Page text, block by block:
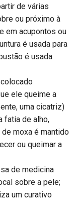
de várias
ou próximo à
em acupontos ou
é usada para
é usada
ele queime a
uma cicatriz)
fatia de alho,
moxa é mantido
ou queimar a
de medicina
sobre a pele;
um curativo